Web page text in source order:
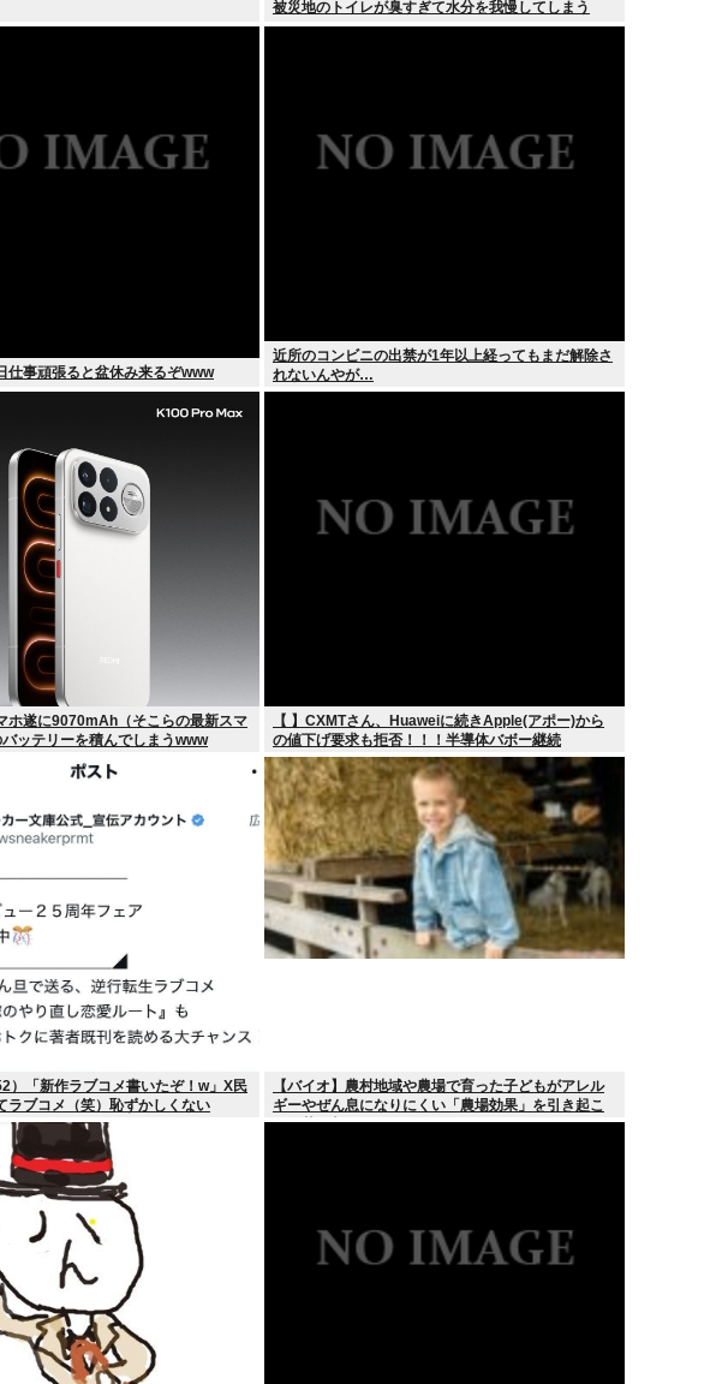
被災地のトイレが臭すぎて水分を我慢してしまう
仕事頑張ると盆休み来るぞwww
近所のコンビニの出禁が1年以上経ってもまだ解除さ
れないんやが…
ホ遂に9070mAh（そこらの最新スマ
ッテリーを積んでしまうwww
【 】CXMTさん、Huaweiに続きApple(アポー)から
の値下げ要求も拒否！！！半導体バボー継続
へ！！！
）「新作ラブコメ書いたぞ！w」X民
ラブコメ（笑）恥ずかしくない
【バイオ】農村地域や農場で育った子どもがアレル
ギーやぜん息になりにくい「農場効果」を引き起こ
す細菌が判明